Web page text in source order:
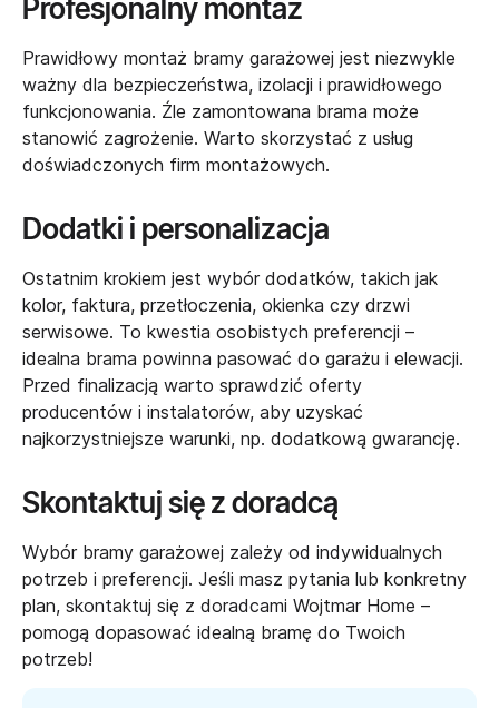
Profesjonalny montaż
Prawidłowy montaż bramy garażowej jest niezwykle
ważny dla bezpieczeństwa, izolacji i prawidłowego
funkcjonowania. Źle zamontowana brama może
stanowić zagrożenie. Warto skorzystać z usług
doświadczonych firm montażowych.
Dodatki i personalizacja
Ostatnim krokiem jest wybór dodatków, takich jak
kolor, faktura, przetłoczenia, okienka czy drzwi
serwisowe. To kwestia osobistych preferencji –
idealna brama powinna pasować do garażu i elewacji.
Przed finalizacją warto sprawdzić oferty
producentów i instalatorów, aby uzyskać
najkorzystniejsze warunki, np. dodatkową gwarancję.
Skontaktuj się z doradcą
Wybór bramy garażowej zależy od indywidualnych
potrzeb i preferencji. Jeśli masz pytania lub konkretny
plan, skontaktuj się z doradcami Wojtmar Home –
pomogą dopasować idealną bramę do Twoich
potrzeb!